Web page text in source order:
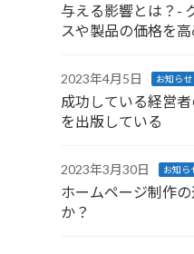
与える影響とは？-
スや製品の価格を
2023年4月5日 お知らせ
成功している経営
を出版している
2023年3月30日 お知ら
ホームページ制作
か？